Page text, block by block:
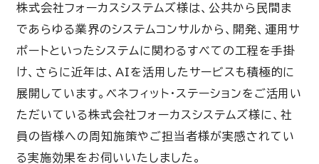
株式会社フォーカスシステムズ様は、公共から民間ま
であらゆる業界のシステムコンサルから、開発、運用サ
ポートといったシステムに関わるすべての工程を手掛
け、さらに近年は、AIを活用したサービスも積極的に
展開しています。ベネフィット・ステーションをご活用い
ただいている株式会社フォーカスシステムズ様に、社
員の皆様への周知施策やご担当者様が実感されてい
る実施効果をお伺いいたしました。